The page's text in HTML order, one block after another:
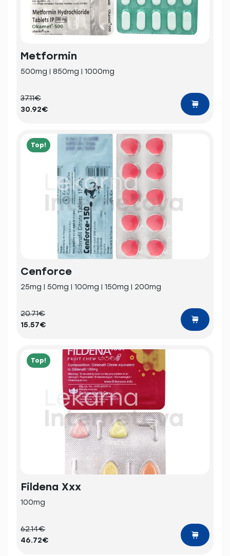
Metformin
500mg | 850mg | 1000mg
37.11€
30.92€
Top!
Cenforce
25mg | 50mg | 100mg | 150mg | 200mg
20.71€
15.57€
Top!
Fildena Xxx
100mg
62.14€
46.72€